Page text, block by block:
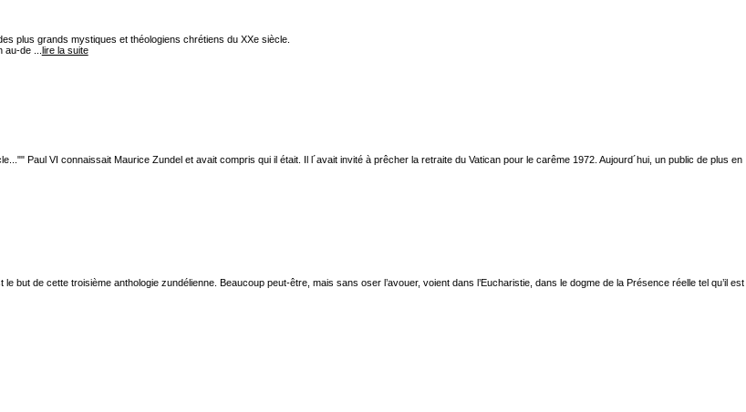
plus grands mystiques et théologiens chrétiens du XXe siècle.
de ... lire la suite
Paul VI connaissait Maurice Zundel et avait compris qui il était. Il l´avait invité à prêcher la retraite du Vatican pour le carême 1972. Aujourd´hui, un public de plus en
but de cette troisième anthologie zundélienne. Beaucoup peut-être, mais sans oser l’avouer, voient dans l’Eucharistie, dans le dogme de la Présence réelle tel qu’il est